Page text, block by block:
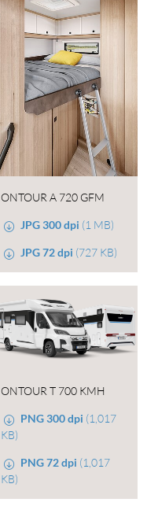
ONTOUR A 720 GFM
JPG 300 dpi (1 MB)
JPG 72 dpi (727 KB)
ONTOUR T 700 KMH
PNG 300 dpi (1,017
KB)
PNG 72 dpi (1,017
KB)